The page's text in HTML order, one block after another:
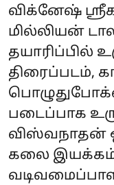
விக்னேஷ்
மில்லியன்
தயாரிப்பில்
திரைப்படம்,
படைப்பாக
விஸ்வநாதன்
கலை